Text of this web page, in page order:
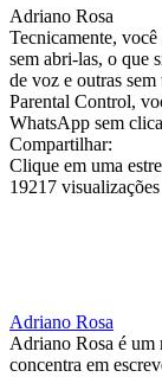
Adriano Rosa
Tecnicamente,
sem abri-las, o que
de voz e outras
Parental Control,
WhatsApp sem
Compartilhar:
Clique em uma
19217 visualizações
Adriano Rosa
Adriano Rosa é um
concentra em